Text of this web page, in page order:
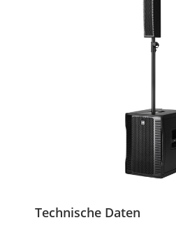
Technische Daten